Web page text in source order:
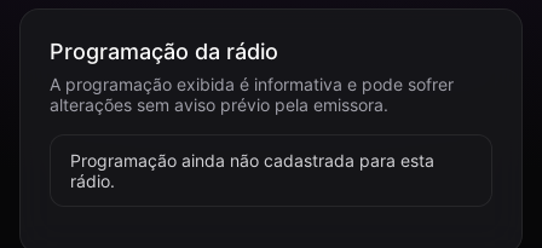
Programação da rádio
A programação exibida é informativa e pode sofrer
alterações sem aviso prévio pela emissora.
Programação ainda não cadastrada para esta
rádio.